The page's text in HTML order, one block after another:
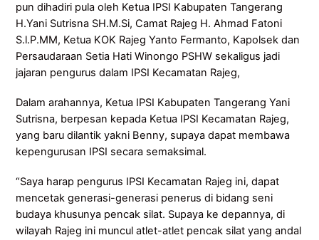
pun dihadiri pula oleh Ketua IPSI Kabupaten Tangerang
H.Yani Sutrisna SH.M.Si, Camat Rajeg H. Ahmad Fatoni
S.l.P.MM, Ketua KOK Rajeg Yanto Fermanto, Kapolsek dan
Persaudaraan Setia Hati Winongo PSHW sekaligus jadi
jajaran pengurus dalam IPSI Kecamatan Rajeg,
Dalam arahannya, Ketua IPSI Kabupaten Tangerang Yani
Sutrisna, berpesan kepada Ketua IPSI Kecamatan Rajeg,
yang baru dilantik yakni Benny, supaya dapat membawa
kepengurusan IPSI secara semaksimal.
“Saya harap pengurus IPSI Kecamatan Rajeg ini, dapat
mencetak generasi-generasi penerus di bidang seni
budaya khusunya pencak silat. Supaya ke depannya, di
wilayah Rajeg ini muncul atlet-atlet pencak silat yang andal